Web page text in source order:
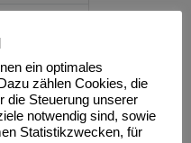
ein optimales
zählen Cookies, die
die Steuerung unserer
notwendig sind, sowie
Statistikzwecken, für